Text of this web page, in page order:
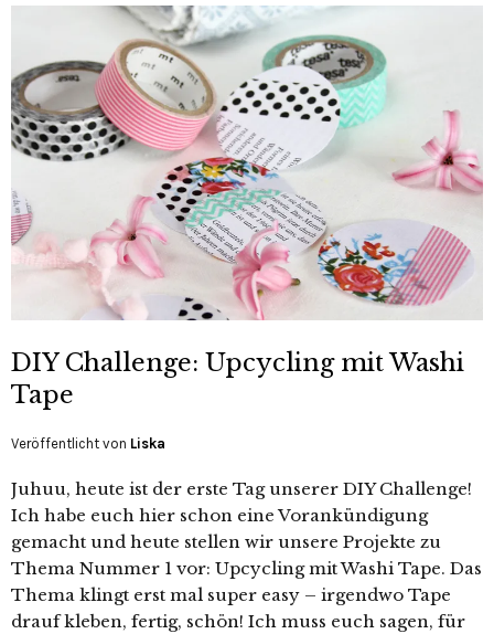
DIY Challenge: Upcycling mit Washi
Tape
Veröffentlicht von Liska
Juhuu, heute ist der erste Tag unserer DIY Challenge!
Ich habe euch hier schon eine Vorankündigung
gemacht und heute stellen wir unsere Projekte zu
Thema Nummer 1 vor: Upcycling mit Washi Tape. Das
Thema klingt erst mal super easy – irgendwo Tape
drauf kleben, fertig, schön! Ich muss euch sagen, für